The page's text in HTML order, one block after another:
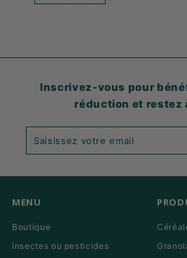
Inscrivez-vous pour
réduction et restez
MENU
Boutique
Insectes ou pesticides